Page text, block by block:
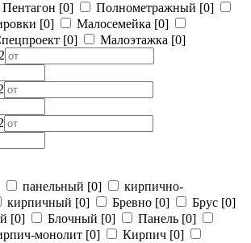
Пентагон [0] Полнометражный [0]
[0] Малосемейка [0]
[0] Малоэтажка [0]
панельный [0]
кирпично-
кирпичный [0] Бревно [0] Брус [0]
[0] Блочный [0] Панель [0]
монолит [0] Кирпич [0]